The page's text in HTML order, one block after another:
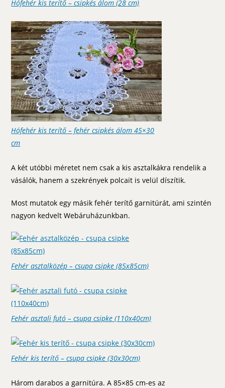
Hófehér kis terítő – csipkés álom (28 cm)
Hófehér kis terítő – fehér csipkés álom 45×30
cm
A két utóbbi méretet nem csak a kis asztalkákra rendelik a
vásálók, hanem a szekrények polcait is velül díszítik.
Most mutatok egy másik fehér terítő garnitúrát, ami szintén
nagyon kedvelt Webáruházunkban.
Fehér asztalközép – csupa csipke (85x85cm)
Fehér asztali futó – csupa csipke (110x40cm)
Fehér kis terítő – csupa csipke (30x30cm)
Három darabos a garnitúra. A 85×85 cm-es az